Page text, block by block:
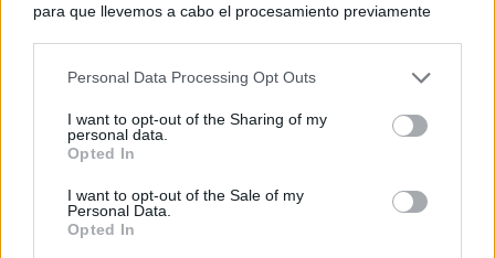
para que llevemos a cabo el procesamiento previamente
negar su consentimiento. Tenga en cuenta que algún
de su consentimiento, pero usted tiene el derecho de
rechazar tal procesamiento. Sus preferencias se aplicarán
cualquier momento entrando de nuevo en este sitio web o
visitando nuestra política de privacidad.
Personal Data Processing Opt Outs
I want to opt-out of the Sharing of my
personal data.
Opted In
I want to opt-out of the Sale of my
Personal Data.
Opted In